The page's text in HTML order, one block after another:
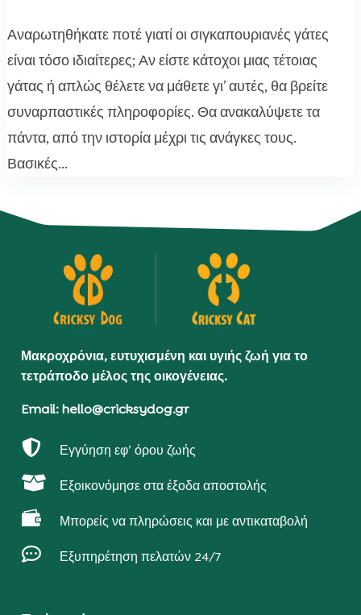
Αναρωτηθήκατε ποτέ γιατί οι σιγκαπουριανές γάτες
είναι τόσο ιδιαίτερες; Αν είστε κάτοχοι μιας τέτοιας
γάτας ή απλώς θέλετε να μάθετε γι’ αυτές, θα βρείτε
συναρπαστικές πληροφορίες. Θα ανακαλύψετε τα
πάντα, από την ιστορία μέχρι τις ανάγκες τους.
Βασικές...
Μακροχρόνια, ευτυχισμένη και υγιής ζωή για το
τετράποδο μέλος της οικογένειας.
Email: hello@cricksydog.gr
 Εγγύηση εφ’ όρου ζωής
 Εξοικονόμησε στα έξοδα αποστολής
 Μπορείς να πληρώσεις και με αντικαταβολή
 Εξυπηρέτηση πελατών 24/7